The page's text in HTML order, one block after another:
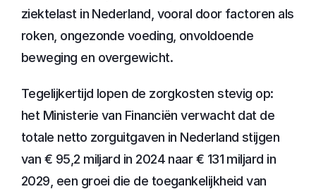
ziektelast in Nederland, vooral door factoren als
roken, ongezonde voeding, onvoldoende
beweging en overgewicht.
Tegelijkertijd lopen de zorgkosten stevig op:
het Ministerie van Financiën verwacht dat de
totale netto zorguitgaven in Nederland stijgen
van € 95,2 miljard in 2024 naar € 131 miljard in
2029, een groei die de toegankelijkheid van